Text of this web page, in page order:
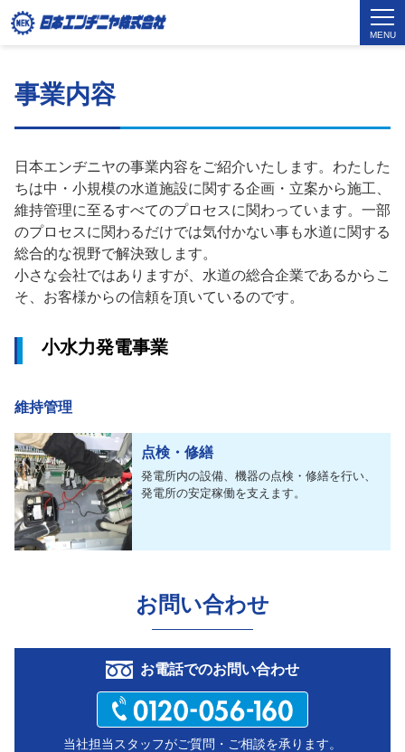
MENU
事業内容
日本エンヂニヤの事業内容をご紹介いたします。わたした
ちは中・小規模の水道施設に関する企画・立案から施工、
維持管理に至るすべてのプロセスに関わっています。一部
のプロセスに関わるだけでは気付かない事も水道に関する
総合的な視野で解決致します。
小さな会社ではありますが、水道の総合企業であるからこ
そ、お客様からの信頼を頂いているのです。
小水力発電事業
維持管理
点検・修繕
発電所内の設備、機器の点検・修繕を行い、
発電所の安定稼働を支えます。
お問い合わせ
お電話でのお問い合わせ
当社担当スタッフがご質問・ご相談を承ります。